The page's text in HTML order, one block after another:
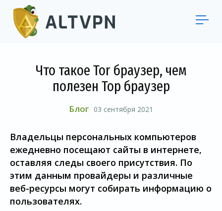
Что такое Tor браузер, чем
полезен Тор браузер
Блог 03 сентября 2021
Владельцы персональных компьютеров
ежедневно посещают сайты в интернете,
оставляя следы своего присутствия. По
этим данным провайдеры и различные
веб-ресурсы могут собирать информацию о
пользователях.